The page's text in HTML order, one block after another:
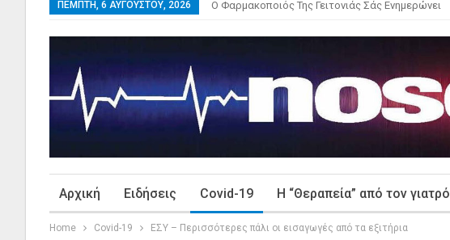
ΠΈΜΠΤΗ, 6 ΑΥΓΟΎΣΤΟΥ, 2026 Ο Φαρμακοποιός Της Γειτονιάς Σάς Ενημερώνει
Αρχική Ειδήσεις Covid-19 Η “Θεραπεία” από τον γιατρό
Home Covid-19 ΕΣΥ – Περισσότερες πάλι οι εισαγωγές από τα εξιτήρια